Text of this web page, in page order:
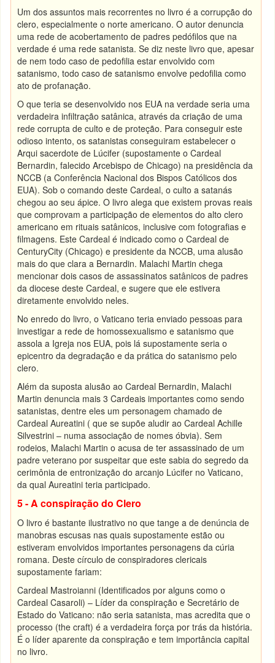
Um dos assuntos mais recorrentes no livro é a corrupção do
clero, especialmente o norte americano. O autor denuncia
uma rede de acobertamento de padres pedófilos que na
verdade é uma rede satanista. Se diz neste livro que, apesar
de nem todo caso de pedofilia estar envolvido com
satanismo, todo caso de satanismo envolve pedofilia como
ato de profanação.
O que teria se desenvolvido nos EUA na verdade seria uma
verdadeira infiltração satânica, através da criação de uma
rede corrupta de culto e de proteção. Para conseguir este
odioso intento, os satanistas conseguiram estabelecer o
Arqui sacerdote de Lúcifer (supostamente o Cardeal
Bernardin, falecido Arcebispo de Chicago) na presidência da
NCCB (a Conferência Nacional dos Bispos Católicos dos
EUA). Sob o comando deste Cardeal, o culto a satanás
chegou ao seu ápice. O livro alega que existem provas reais
que comprovam a participação de elementos do alto clero
americano em rituais satânicos, inclusive com fotografias e
filmagens. Este Cardeal é indicado como o Cardeal de
CenturyCity (Chicago) e presidente da NCCB, uma alusão
mais do que clara a Bernardin. Malachi Martin chega
mencionar dois casos de assassinatos satânicos de padres
da diocese deste Cardeal, e sugere que ele estivera
diretamente envolvido neles.
No enredo do livro, o Vaticano teria enviado pessoas para
investigar a rede de homossexualismo e satanismo que
assola a Igreja nos EUA, pois lá supostamente seria o
epicentro da degradação e da prática do satanismo pelo
clero.
Além da suposta alusão ao Cardeal Bernardin, Malachi
Martin denuncia mais 3 Cardeais importantes como sendo
satanistas, dentre eles um personagem chamado de
Cardeal Aureatini ( que se supõe aludir ao Cardeal Achille
Silvestrini – numa associação de nomes óbvia). Sem
rodeios, Malachi Martin o acusa de ter assassinado de um
padre veterano por suspeitar que este sabia do segredo da
cerimônia de entronização do arcanjo Lúcifer no Vaticano,
da qual Aureatini teria participado.
5 - A conspiração do Clero
O livro é bastante ilustrativo no que tange a de denúncia de
manobras escusas nas quais supostamente estão ou
estiveram envolvidos importantes personagens da cúria
romana. Deste círculo de conspiradores clericais
supostamente fariam:
Cardeal Mastroianni (Identificados por alguns como o
Cardeal Casaroli) – Líder da conspiração e Secretário de
Estado do Vaticano: não seria satanista, mas acredita que o
processo (the craft) é a verdadeira força por trás da história.
É o líder aparente da conspiração e tem importância capital
no livro.